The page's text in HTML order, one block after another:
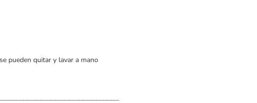
pueden quitar y lavar a mano